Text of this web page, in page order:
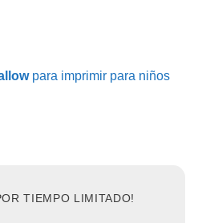
para imprimir para niños
TIEMPO LIMITADO!